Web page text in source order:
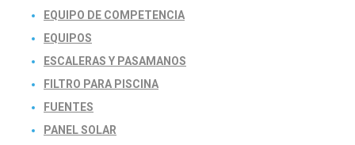
EQUIPO DE COMPETENCIA
EQUIPOS
ESCALERAS Y PASAMANOS
FILTRO PARA PISCINA
FUENTES
PANEL SOLAR